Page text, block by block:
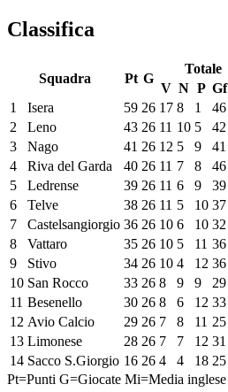
Classifica
Squadra Pt G
Totale
V N P Gf
1
Isera 59 26 17 8 1 46
2
Leno 43 26 11 10 5 42
3
Nago 41 26 12 5 9 41
4
Riva del Garda 40 26 11 7 8 46
5
Ledrense 39 26 11 6 9 39
6
Telve 38 26 11 5 10 37
7
Castelsangiorgio 36 26 10 6 10 32
8
Vattaro 35 26 10 5 11 36
9
Stivo 34 26 10 4 12 36
10 San Rocco 33 26 8 9 9 29
11 Besenello 30 26 8 6 12 33
12 Avio Calcio 29 26 7 8 11 25
13 Limonese 28 26 7 7 12 31
14 Sacco S.Giorgio 16 26 4 4 18 25
Pt=Punti G=Giocate Mi=Media inglese